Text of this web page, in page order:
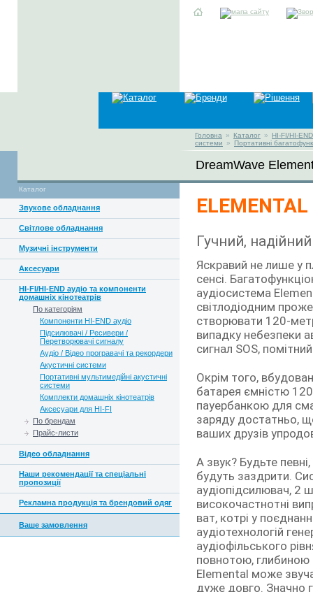
Головна » Каталог »
HI-FI/HI-
системи
» Портативні
DreamWave
Каталог
Звукове обладнання
Світлове обладнання
Музичні інструменти
Аксесуари
HI-FI/HI-END аудіо та компоненти
домашніх кінотеатрів
По категоріям
Компоненти HI-END аудіо
Підсилювачі / Ресивери /
Перетворювачі сигналу
Аудіо / Відео програвачі та рекордери
Акустичні системи
Портативні мультимедійні акустичні
системи
Комплекти домашніх кінотеатрів
Аксесуари для HI-FI
По брендам
Прайс-листи
Відео обладнання
Наши рекомендації та спеціальні
пропозиції
Рекламна продукція та брендовий одяг
Ваше замовлення
ELEMENTAL
Гучний,
Яскравий не лише у
сенсі.
аудіосистема
світлодіодним
створювати 120-
випадку небезпеки
сигнал SOS,
Окрім того,
батарея ємністю
пауербанкою для
заряду достатньо,
ваших друзів
А звук? Будьте
будуть заздрити.
аудіопідсилювач, 2
високочастнотні
ват, котрі у
аудіотехнологій
аудіофільського
повнотою, глибиною
Elemental може
дуже довго. Значно